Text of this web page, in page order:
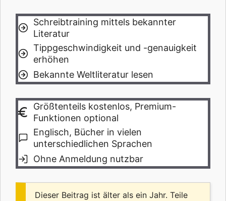
Schreibtraining mittels bekannter
Literatur
Tippgeschwindigkeit und -genauigkeit
erhöhen
Bekannte Weltliteratur lesen
Größtenteils kostenlos, Premium-
Funktionen optional
Englisch, Bücher in vielen
unterschiedlichen Sprachen
Ohne Anmeldung nutzbar
Dieser Beitrag ist älter als ein Jahr. Teile